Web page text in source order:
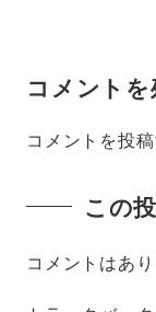
コメントを
コメントを投
この
コメントはあり